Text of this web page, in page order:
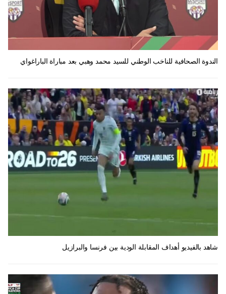
الندوة الصحافية للناخب الوطني للسيد محمد وهبي بعد مباراة الباراغواي
شاهد بالفيديو أهداف المقابلة الودية بين فرنسا والبرازيل